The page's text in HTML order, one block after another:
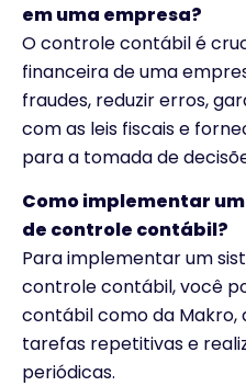
em uma empresa?
O controle contábil é
financeira de uma
fraudes, reduzir erros,
com as leis fiscais e
para a tomada de
Como implementar
de controle contábil?
Para implementar um
controle contábil, você
contábil como da Makro,
tarefas repetitivas e
periódicas.